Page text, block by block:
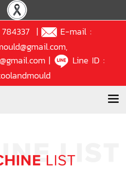
|
E-mail :
,
|
Line ID :